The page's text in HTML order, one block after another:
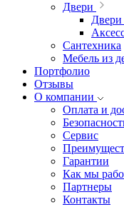
Двери
Двери
Сантехника
Мебель из
Портфолио
Отзывы
О компании
Оплата и
Сервис
Гарантии
Как мы
Партнеры
Контакты